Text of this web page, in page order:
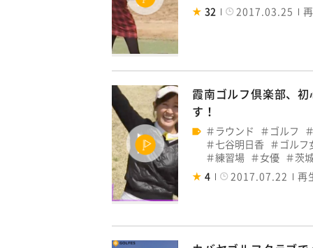
32
2017.03.25
霞南ゴルフ倶楽部、
す！
ラウンド
ゴルフ
七谷明日香
ゴルフ
練習場
女優
茨
4
2017.07.22 再